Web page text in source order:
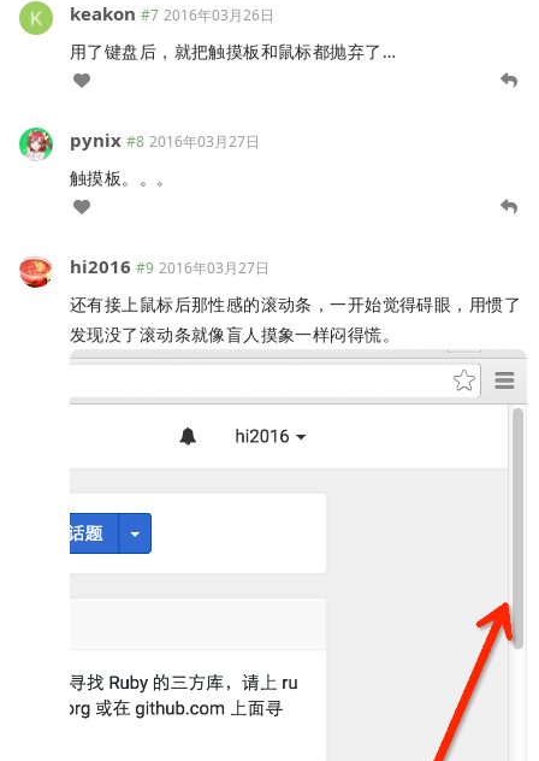
keakon #7 2016年03月26日
用了键盘后，就把触摸板和鼠标都抛弃了…
pynix #8 2016年03月27日
触摸板。。。
hi2016 #9 2016年03月27日
还有接上鼠标后那性感的滚动条，一开始觉得碍眼，用惯了
发现没了滚动条就像盲人摸象一样闷得慌。